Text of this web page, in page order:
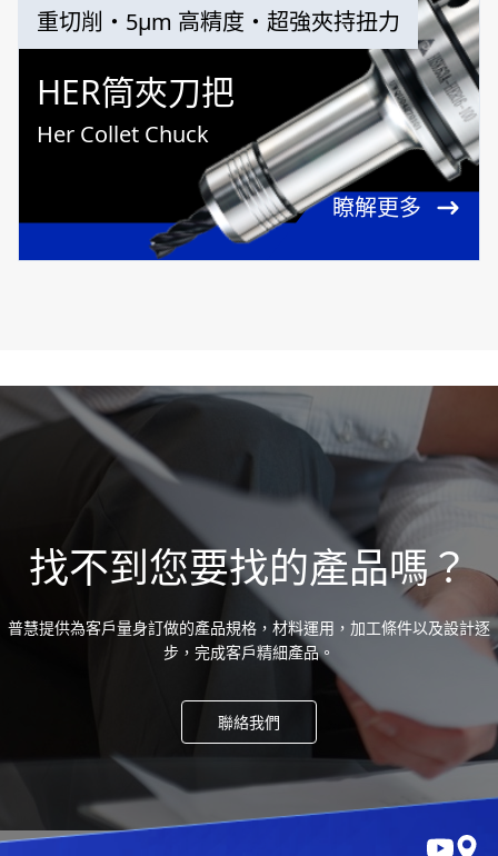
重切削・5μm 高精度・超強夾持扭力
HER筒夾刀把
Her Collet Chuck
瞭解更多
找不到您要找的產品嗎？
普慧提供為客戶量身訂做的產品規格，材料運用，加工條件以及設計逐
步，完成客戶精細產品。
聯絡我們